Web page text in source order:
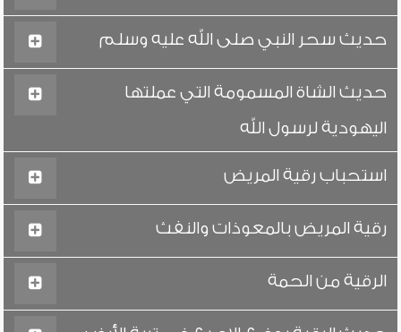
حديث سحر النبي صلى الله عليه وسلم
حديث الشاة المسمومة التي عملتها
اليهودية لرسول الله
استحباب رقية المريض
رقية المريض بالمعوذات والنفث
الرقية من الحمة